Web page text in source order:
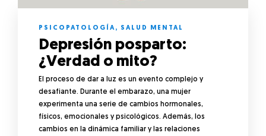
PSICOPATOLOGÍA, SALUD MENTAL
Depresión posparto:
¿Verdad o mito?
El proceso de dar a luz es un evento complejo y
desafiante. Durante el embarazo, una mujer
experimenta una serie de cambios hormonales,
físicos, emocionales y psicológicos. Además, los
cambios en la dinámica familiar y las relaciones